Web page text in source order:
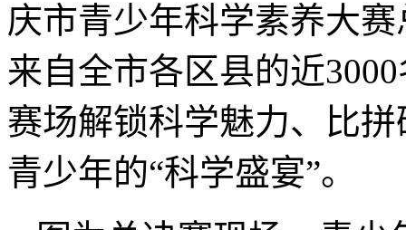
庆市青少年科学素养大
来自全市各区县的近
赛场解锁科学魅力、比
青少年的“科学盛宴”。